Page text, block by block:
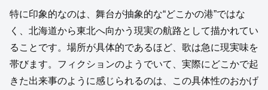
特に印象的なのは、舞台が抽象的な“どこかの港”ではな
く、北海道から東北へ向かう現実の航路として描かれてい
ることです。場所が具体的であるほど、歌は急に現実味を
帯びます。フィクションのようでいて、実際にどこかで起
きた出来事のように感じられるのは、この具体性のおかげ